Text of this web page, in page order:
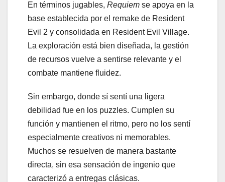
En términos jugables, Requiem se apoya en la
base establecida por el remake de Resident
Evil 2 y consolidada en Resident Evil Village.
La exploración está bien diseñada, la gestión
de recursos vuelve a sentirse relevante y el
combate mantiene fluidez.
Sin embargo, donde sí sentí una ligera
debilidad fue en los puzzles. Cumplen su
función y mantienen el ritmo, pero no los sentí
especialmente creativos ni memorables.
Muchos se resuelven de manera bastante
directa, sin esa sensación de ingenio que
caracterizó a entregas clásicas.